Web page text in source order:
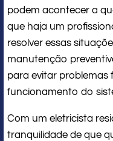
podem acontecer a
que haja um
resolver essas
manutenção
para evitar
funcionamento do
Com um eletricista
tranquilidade de que